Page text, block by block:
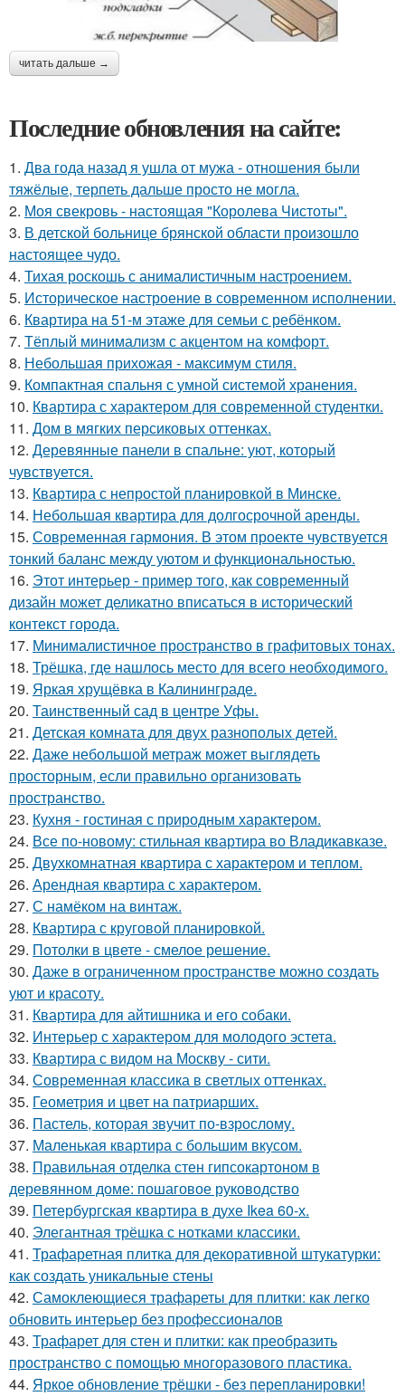
читать дальше →
Последние обновления на сайте:
1. Два года назад я ушла от мужа - отношения были
тяжёлые, терпеть дальше просто не могла.
2. Моя свекровь - настоящая "Королева Чистоты".
3. В детской больнице брянской области произошло
настоящее чудо.
4. Тихая роскошь с анималистичным настроением.
5. Историческое настроение в современном исполнении.
6. Квартира на 51-м этаже для семьи с ребёнком.
7. Тёплый минимализм с акцентом на комфорт.
8. Небольшая прихожая - максимум стиля.
9. Компактная спальня с умной системой хранения.
10. Квартира с характером для современной студентки.
11. Дом в мягких персиковых оттенках.
12. Деревянные панели в спальне: уют, который
чувствуется.
13. Квартира с непростой планировкой в Минске.
14. Небольшая квартира для долгосрочной аренды.
15. Современная гармония. В этом проекте чувствуется
тонкий баланс между уютом и функциональностью.
16. Этот интерьер - пример того, как современный
дизайн может деликатно вписаться в исторический
контекст города.
17. Минималистичное пространство в графитовых тонах.
18. Трёшка, где нашлось место для всего необходимого.
19. Яркая хрущёвка в Калининграде.
20. Таинственный сад в центре Уфы.
21. Детская комната для двух разнополых детей.
22. Даже небольшой метраж может выглядеть
просторным, если правильно организовать
пространство.
23. Кухня - гостиная с природным характером.
24. Все по-новому: стильная квартира во Владикавказе.
25. Двухкомнатная квартира с характером и теплом.
26. Арендная квартира с характером.
27. С намёком на винтаж.
28. Квартира с круговой планировкой.
29. Потолки в цвете - смелое решение.
30. Даже в ограниченном пространстве можно создать
уют и красоту.
31. Квартира для айтишника и его собаки.
32. Интерьер с характером для молодого эстета.
33. Квартира с видом на Москву - сити.
34. Современная классика в светлых оттенках.
35. Геометрия и цвет на патриарших.
36. Пастель, которая звучит по-взрослому.
37. Маленькая квартира с большим вкусом.
38. Правильная отделка стен гипсокартоном в
деревянном доме: пошаговое руководство
39. Петербургская квартира в духе Ikea 60-х.
40. Элегантная трёшка с нотками классики.
41. Трафаретная плитка для декоративной штукатурки:
как создать уникальные стены
42. Самоклеющиеся трафареты для плитки: как легко
обновить интерьер без профессионалов
43. Трафарет для стен и плитки: как преобразить
пространство с помощью многоразового пластика.
44. Яркое обновление трёшки - без перепланировки!